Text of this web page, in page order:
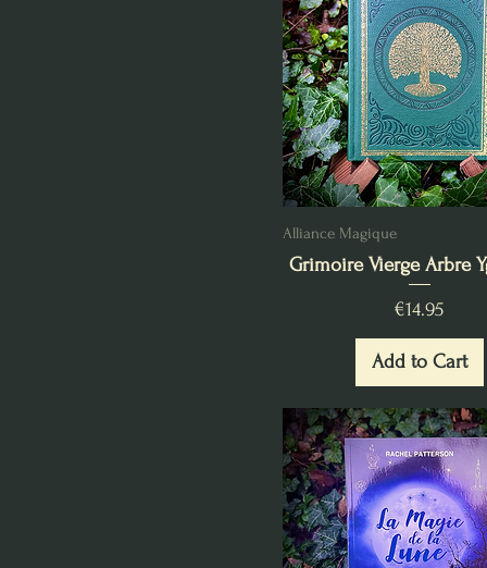
Alliance Magique
Grimoire Vierge Arbre
Price
€14.95
Add to Cart